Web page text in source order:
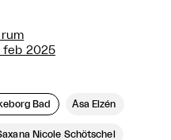
feb 2025
Bad Åsa Elzén
Nicole Schötschel